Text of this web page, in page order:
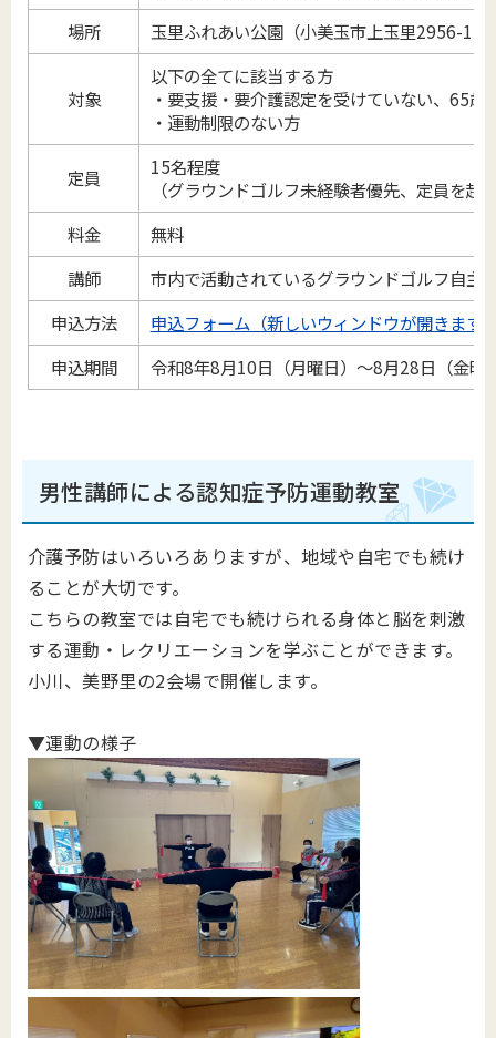
場所
玉里ふれあい公園（小美玉市上玉里2956-1）
対象
以下の全てに該当する方
・要支援・要介護認定を受けていない、65歳
・運動制限のない方
定員
15名程度
（グラウンドゴルフ未経験者優先、定員を超
料金
無料
講師
市内で活動されているグラウンドゴルフ自主
申込方法
申込フォーム（新しいウィンドウが開きます
申込期間
令和8年8月10日（月曜日）～8月28日（金曜
男性講師による認知症予防運動教室
介護予防はいろいろありますが、地域や自宅でも続け
ることが大切です。
こちらの教室では自宅でも続けられる身体と脳を刺激
する運動・レクリエーションを学ぶことができます。
小川、美野里の2会場で開催します。
▼運動の様子